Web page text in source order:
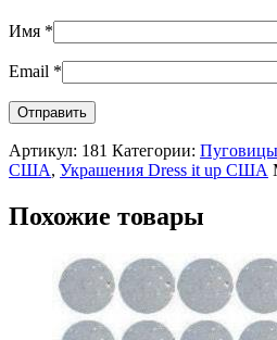
Имя *
Email *
Артикул: 181 Категории: Пуговицы
США, Украшения Dress it up США
Похожие товары